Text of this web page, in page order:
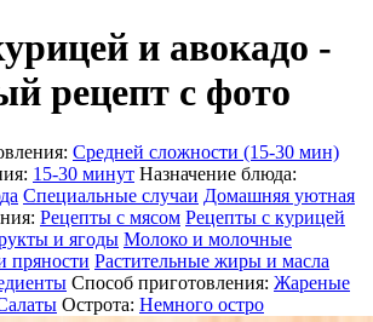
и авокадо -
рецепт с фото
Средней сложности (15-30 мин)
15-30 минут Назначение блюда:
Специальные случаи Домашняя уютная
Рецепты с мясом Рецепты с курицей
и ягоды Молоко и молочные
пряности Растительные жиры и масла
Способ приготовления: Жареные
Острота: Немного остро